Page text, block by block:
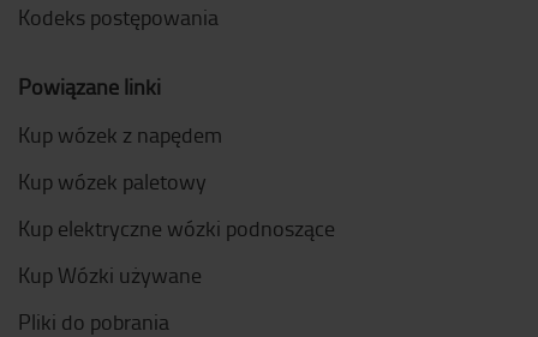
Kodeks postępowania
Powiązane linki
Kup wózek z napędem
Kup wózek paletowy
Kup elektryczne wózki podnoszące
Kup Wózki używane
Pliki do pobrania